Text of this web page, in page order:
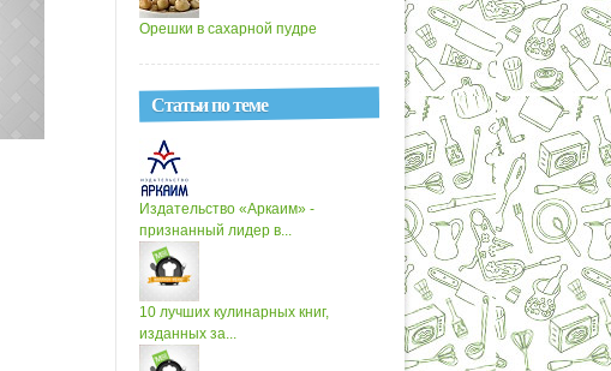
Орешки в сахарной пудре
Статьи по теме
Издательство «Аркаим» -
признанный лидер в...
10 лучших кулинарных книг,
изданных за...